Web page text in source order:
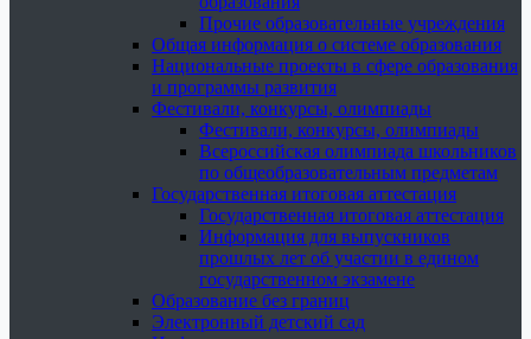
Прочие образовательные учреждения
Общая информация о системе образования
Национальные проекты в сфере образования
и программы развития
Фестивали, конкурсы, олимпиады
Фестивали, конкурсы, олимпиады
Всероссийская олимпиада школьников
по общеобразовательным предметам
Государственная итоговая аттестация
Государственная итоговая аттестация
Информация для выпускников
прошлых лет об участии в едином
государственном экзамене
Образование без границ
Электронный детский сад